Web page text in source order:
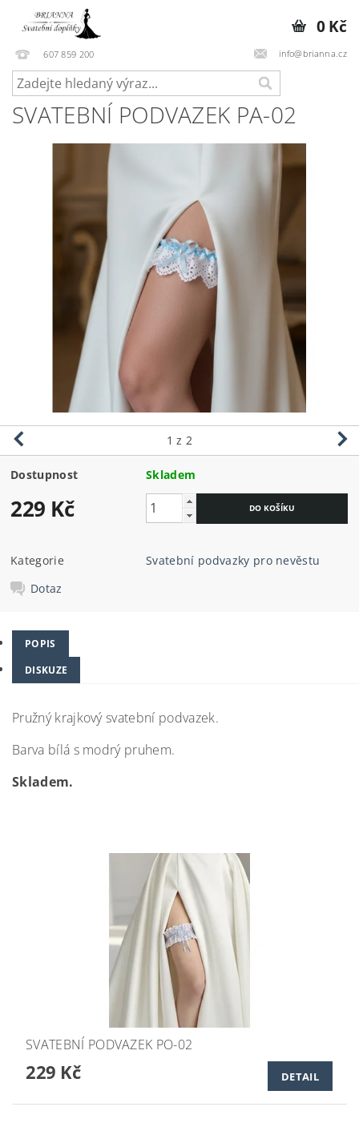
607 859 200 info@brianna.cz
0 Kč
SVATEBNÍ PODVAZEK PA-02
1 z 2
Dostupnost Skladem
229 Kč
Kategorie
Svatební podvazky pro nevěstu
Dotaz
POPIS
DISKUZE
Pružný krajkový svatební podvazek.
Barva bílá s modrý pruhem.
Skladem.
SVATEBNÍ PODVAZEK PO-02
229 Kč DETAIL